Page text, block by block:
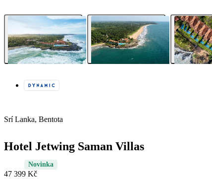
Srí Lanka, Bentota
Hotel Jetwing Saman Villas
Novinka
47 399 Kč